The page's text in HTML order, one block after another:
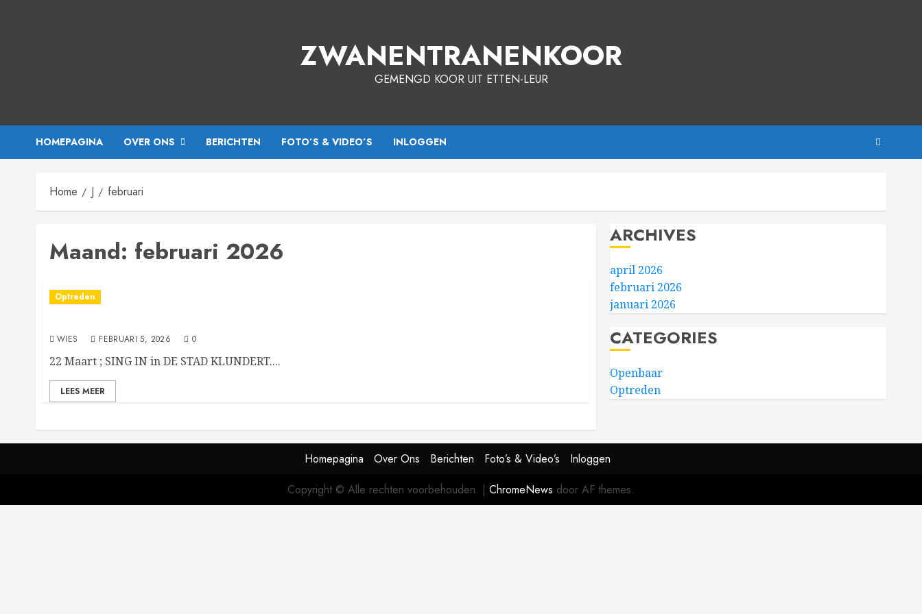
ZWANENTRANENKOOR
GEMENGD KOOR UIT ETTEN-LEUR
HOMEPAGINA OVER ONS BERICHTEN FOTO’S & VIDEO’S INLOGGEN
Home J februari
Maand: februari 2026
Optreden
WIES FEBRUARI 5, 2026 0
22 Maart ; SING IN in DE STAD KLUNDERT....
LEES MEER
ARCHIVES
april 2026
februari 2026
januari 2026
CATEGORIES
Openbaar
Optreden
Homepagina Over Ons Berichten Foto’s & Video’s
Inloggen
Copyright © Alle rechten voorbehouden. | ChromeNews door AF themes.